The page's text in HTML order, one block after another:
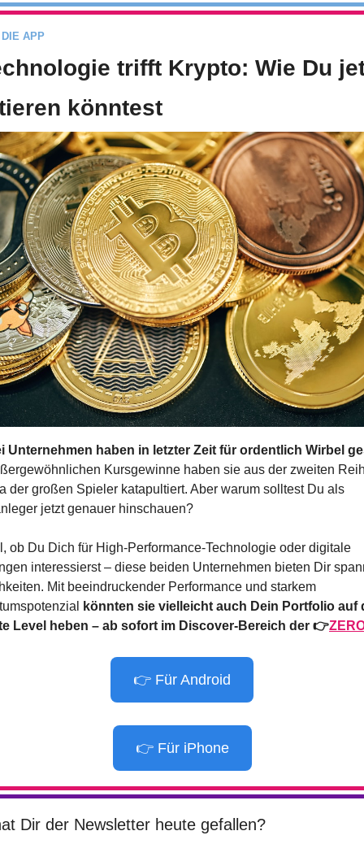
APP
trifft Krypto: Wie Du
könntest
Unternehmen haben in letzter Zeit für ordentlich Wirbel
Kursgewinne haben sie aus der zweiten
der großen Spieler katapultiert. Aber warum solltest Du als
jetzt genauer hinschauen?
ob Du Dich für High-Performance-Technologie oder digitale
interessierst – diese beiden Unternehmen bieten Dir
Mit beeindruckender Performance und starkem
könnten sie vielleicht auch Dein Portfolio auf
Level heben – ab sofort im Discover-Bereich der 👉
👉 Für Android
👉 Für iPhone
Dir der Newsletter heute gefallen?